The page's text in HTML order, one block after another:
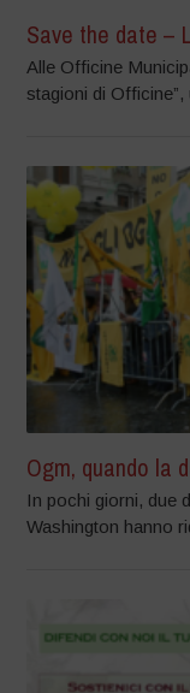
Save the date –
Alle Officine
stagioni di
Ogm, quando la
In pochi giorni, due
Washington hanno